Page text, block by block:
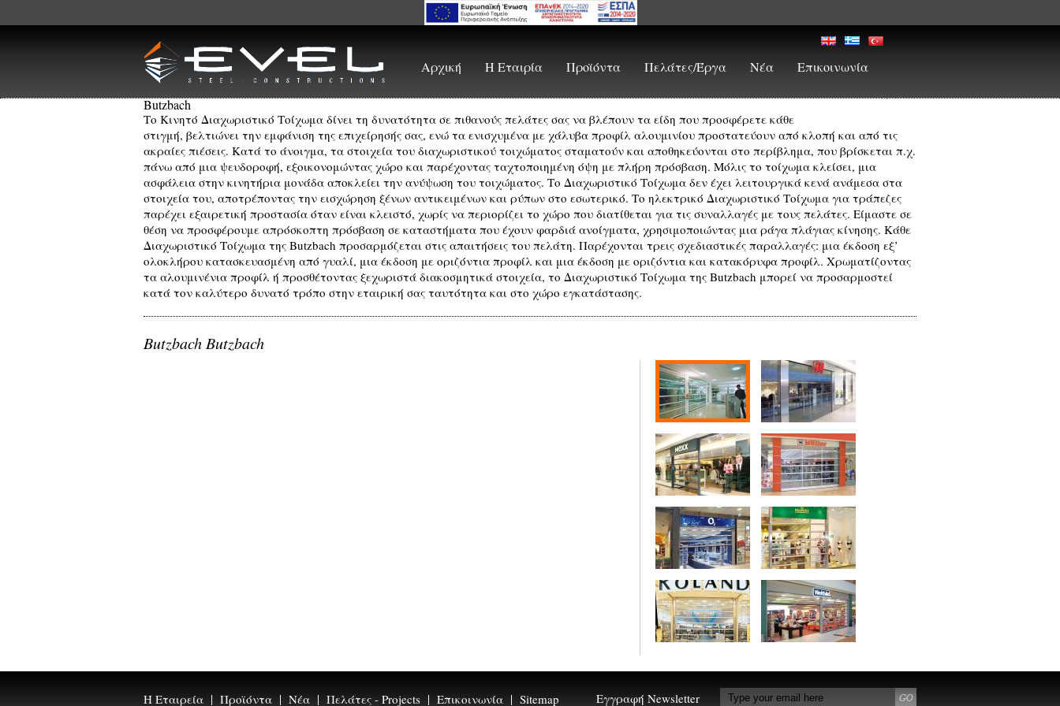
Αρχική Η Εταιρία Προϊόντα Πελάτες/Έργα Νέα Επικοινωνία
Butzbach
Το Κινητό Διαχωριστικό Τοίχωμα δίνει τη δυνατότητα σε πιθανούς πελάτες σας να βλέπουν τα είδη που προσφέρετε κάθε
στιγμή, βελτιώνει την εμφάνιση της επιχείρησής σας, ενώ τα ενισχυμένα με χάλυβα προφίλ αλουμινίου προστατεύουν από κλοπή και από τις
ακραίες πιέσεις. Κατά το άνοιγμα, τα στοιχεία του διαχωριστικού τοιχώματος σταματούν και αποθηκεύονται στο περίβλημα, που βρίσκεται π.χ.
πάνω από μια ψευδοροφή, εξοικονομώντας χώρο και παρέχοντας ταχτοποιημένη όψη με πλήρη πρόσβαση. Μόλις το τοίχωμα κλείσει, μια
ασφάλεια στην κινητήρια μονάδα αποκλείει την ανύψωση του τοιχώματος. Το Διαχωριστικό Τοίχωμα δεν έχει λειτουργικά κενά ανάμεσα στα
στοιχεία του, αποτρέποντας την εισχώρηση ξένων αντικειμένων και ρύπων στο εσωτερικό. Το ηλεκτρικό Διαχωριστικό Τοίχωμα για τράπεζες
παρέχει εξαιρετική προστασία όταν είναι κλειστό, χωρίς να περιορίζει το χώρο που διατίθεται για τις συναλλαγές με τους πελάτες. Είμαστε σε
θέση να προσφέρουμε απρόσκοπτη πρόσβαση σε καταστήματα που έχουν φαρδιά ανοίγματα, χρησιμοποιώντας μια ράγα πλάγιας κίνησης. Κάθε
Διαχωριστικό Τοίχωμα της Butzbach προσαρμόζεται στις απαιτήσεις του πελάτη. Παρέχονται τρεις σχεδιαστικές παραλλαγές: μια έκδοση εξ’
ολοκλήρου κατασκευασμένη από γυαλί, μια έκδοση με οριζόντια προφίλ και μια έκδοση με οριζόντια και κατακόρυφα προφίλ. Χρωματίζοντας
τα αλουμινένια προφίλ ή προσθέτοντας ξεχωριστά διακοσμητικά στοιχεία, το Διαχωριστικό Τοίχωμα της Butzbach μπορεί να προσαρμοστεί
κατά τον καλύτερο δυνατό τρόπο στην εταιρική σας ταυτότητα και στο χώρο εγκατάστασης.
Butzbach Butzbach
Η Εταιρεία Προϊόντα Νέα Πελάτες - Projects Επικοινωνία Sitemap Εγγραφή Newsletter